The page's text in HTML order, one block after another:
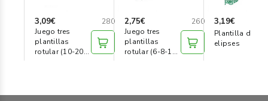
3,09€
280
Juego tres
plantillas
rotular (10-20-
2,75€
260
Juego tres
plantillas
rotular (6-8-10
3,19€
Plantilla de
elipses